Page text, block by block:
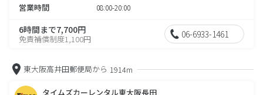
営業時間 08:00-20:00
6時間まで7,700円
免責補償制度1,100円 06-6933-1461
東大阪高井田郵便局から 1914m
タイムズカーレンタル東大阪長田